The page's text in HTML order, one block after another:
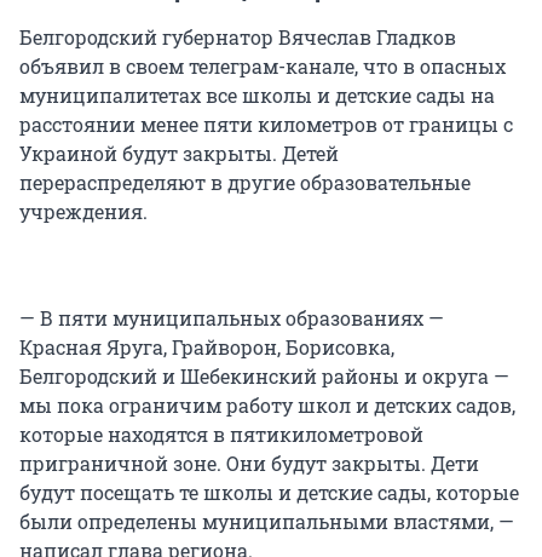
Белгородский губернатор Вячеслав Гладков
объявил в своем телеграм-канале, что в опасных
муниципалитетах все школы и детские сады на
расстоянии менее пяти километров от границы с
Украиной будут закрыты. Детей
перераспределяют в другие образовательные
учреждения.
— В пяти муниципальных образованиях —
Красная Яруга, Грайворон, Борисовка,
Белгородский и Шебекинский районы и округа —
мы пока ограничим работу школ и детских садов,
которые находятся в пятикилометровой
приграничной зоне. Они будут закрыты. Дети
будут посещать те школы и детские сады, которые
были определены муниципальными властями, —
написал глава региона.